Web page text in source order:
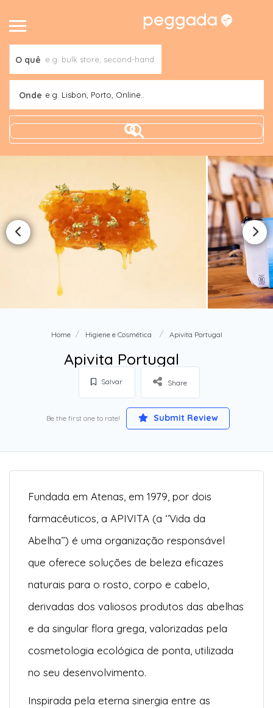
O quê
Onde e.g. Lisbon, Porto, Online..
Home Higiene e Cosmética Apivita Portugal
Apivita Portugal
Salvar Share
Be the first one to rate! Submit Review
Fundada em Atenas, em 1979, por dois
farmacêuticos, a APIVITA (a ‘’Vida da
Abelha’’) é uma organização responsável
que oferece soluções de beleza eficazes
naturais para o rosto, corpo e cabelo,
derivadas dos valiosos produtos das abelhas
e da singular flora grega, valorizadas pela
cosmetologia ecológica de ponta, utilizada
no seu desenvolvimento.
Inspirada pela eterna sinergia entre as